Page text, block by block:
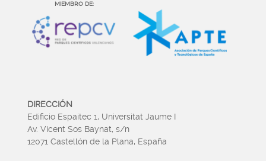
MIEMBRO DE:
DIRECCIÓN
Edificio Espaitec 1, Universitat Jaume I
Av. Vicent Sos Baynat, s/n
12071 Castellón de la Plana, España